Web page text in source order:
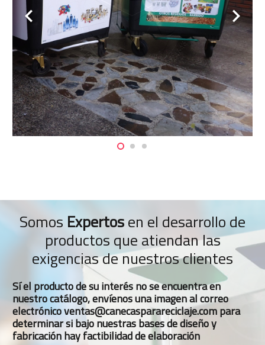
Somos Expertosen el desarrollo de
productos que atiendan las
exigencias de nuestros clientes
Sí el producto de su interés no se encuentra en
nuestro catálogo, envíenos una imagen al correo
electrónico ventas@canecasparareciclaje.com para
determinar si bajo nuestras bases de diseño y
fabricación hay factibilidad de elaboración